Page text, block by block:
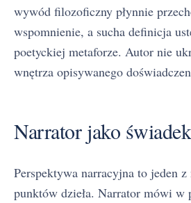
wywód filozoficzny płynnie
wspomnienie, a sucha definicja
poetyckiej metaforze. Autor nie
wnętrza opisywanego
Narrator jako
Perspektywa narracyjna to jeden
punktów dzieła. Narrator mówi w